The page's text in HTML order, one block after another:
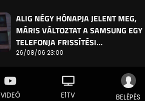
VIDEÓ E1TV BELÉPÉS
ALIG NÉGY HÓNAPJA JELENT MEG,
MÁRIS VÁLTOZTAT A SAMSUNG EGY
TELEFONJA FRISSÍTÉSI…
26/08/06 23:00